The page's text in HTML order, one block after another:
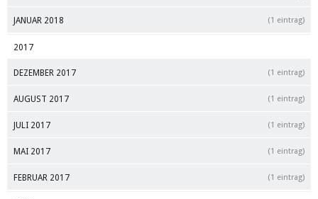
JANUAR 2018 (1 eintrag)
2017
DEZEMBER 2017 (1 eintrag)
AUGUST 2017 (1 eintrag)
JULI 2017 (1 eintrag)
MAI 2017 (1 eintrag)
FEBRUAR 2017 (1 eintrag)